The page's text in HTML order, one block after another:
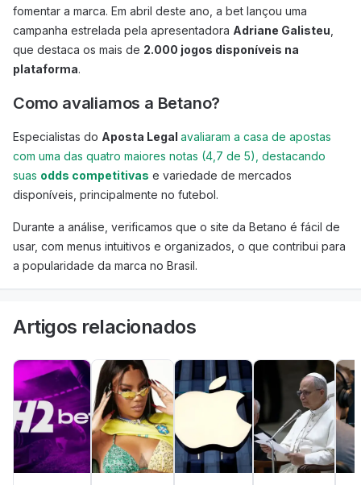
fomentar a marca. Em abril deste ano, a bet lançou uma
campanha estrelada pela apresentadora Adriane Galisteu
que destaca os mais de 2.000 jogos disponíveis na
plataforma.
Como avaliamos a Betano?
Especialistas do Aposta Legal avaliaram a casa de apostas
com uma das quatro maiores notas (4,7 de 5), destacando
suas odds competitivas e variedade de mercados
disponíveis, principalmente no futebol.
Durante a análise, verificamos que o site da Betano é fácil de
usar, com menus intuitivos e organizados, o que contribui para
a popularidade da marca no Brasil.
Artigos relacionados